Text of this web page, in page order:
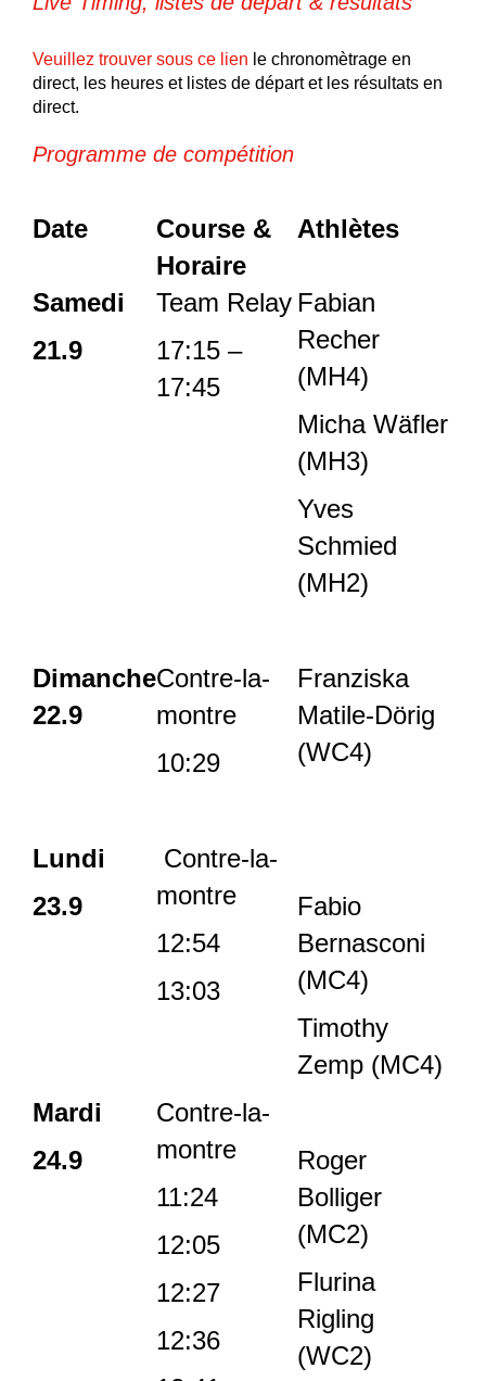
Veuillez trouver sous ce lien le chronomètrage en
direct, les heures et listes de départ et les résultats en
direct.
Programme de compétition
Date
Course &
Horaire
Athlètes
Samedi
21.9
Team Relay
17:15 –
17:45
Fabian
Recher
(MH4)
Micha Wäfler
(MH3)
Yves
Schmied
(MH2)
Dimanche
22.9
Contre-la-
montre
10:29
Franziska
Matile-Dörig
(WC4)
Lundi
23.9
Contre-la-
montre
12:54
13:03
Fabio
Bernasconi
(MC4)
Timothy
Zemp (MC4)
Mardi
24.9
Contre-la-
montre
11:24
12:05
12:27
12:36
Roger
Bolliger
(MC2)
Flurina
Rigling
(WC2)